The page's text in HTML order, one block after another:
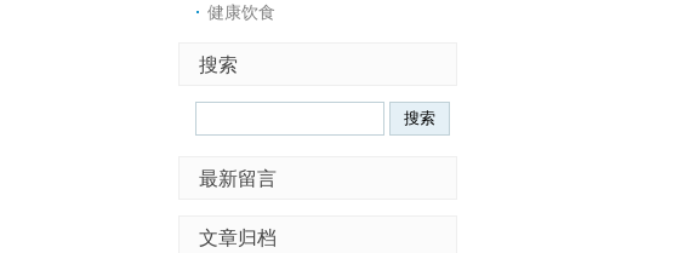
健康饮食
搜索
最新留言
文章归档